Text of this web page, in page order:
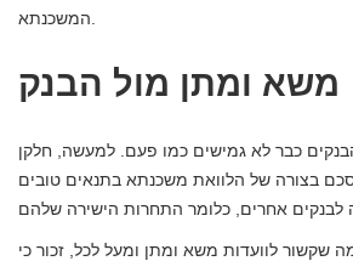
משא ומתן מול הבנק
כבר לא גמישים כמו פעם. למעשה, חלקן
בצורה של הלוואת משכנתא בתנאים טובים
שקשור לוועדות משא ומתן ומעל לכל, זכור כי